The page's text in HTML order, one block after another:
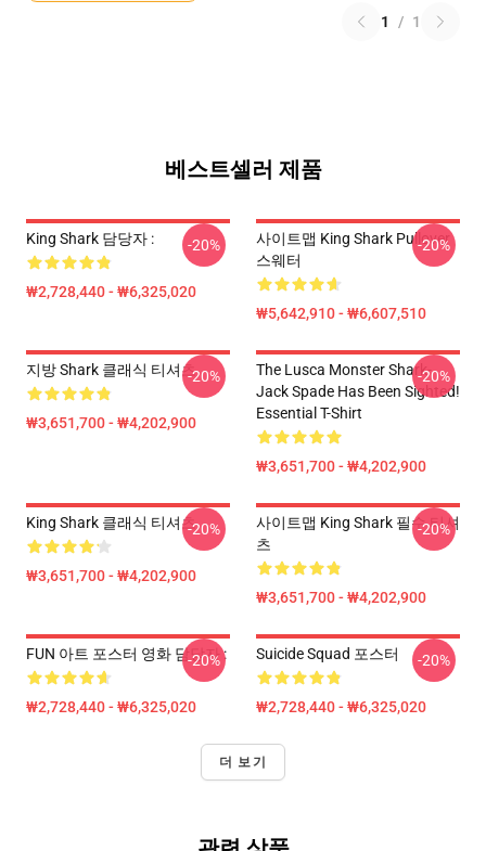
1 / 1
베스트셀러 제품
King Shark 담당자 :
₩2,728,440 - ₩6,325,020
-20%
사이트맵 King Shark Pullover
스웨터
₩5,642,910 - ₩6,607,510
-20%
지방 Shark 클래식 티셔츠
₩3,651,700 - ₩4,202,900
-20%
The Lusca Monster Shark-
Jack Spade Has Been Sighted!
Essential T-Shirt
₩3,651,700 - ₩4,202,900
-20%
King Shark 클래식 티셔츠
₩3,651,700 - ₩4,202,900
-20%
사이트맵 King Shark 필수 티셔
츠
₩3,651,700 - ₩4,202,900
-20%
FUN 아트 포스터 영화 담당자 :
₩2,728,440 - ₩6,325,020
-20% Suicide Squad 포스터
₩2,728,440 - ₩6,325,020
-20%
더 보기